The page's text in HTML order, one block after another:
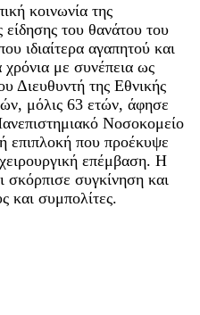
κοινωνία της
του θανάτου του
ιδιαίτερα αγαπητού και
με συνέπεια ως
Διευθυντή της Εθνικής
μόλις 63 ετών, άφησε
Νοσοκομείο
επιπλοκή που προέκυψε
επέμβαση. Η
σκόρπισε συγκίνηση και
και συμπολίτες.